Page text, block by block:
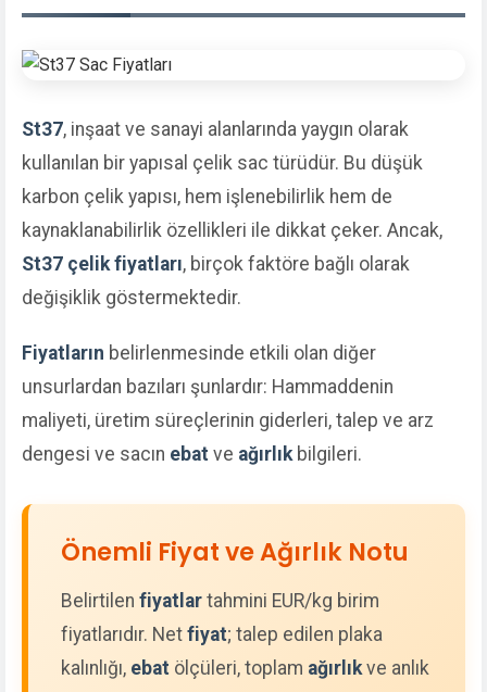
St37, inşaat ve sanayi alanlarında yaygın olarak
kullanılan bir yapısal çelik sac türüdür. Bu düşük
karbon çelik yapısı, hem işlenebilirlik hem de
kaynaklanabilirlik özellikleri ile dikkat çeker. Ancak,
St37 çelik fiyatları, birçok faktöre bağlı olarak
değişiklik göstermektedir.
Fiyatların belirlenmesinde etkili olan diğer
unsurlardan bazıları şunlardır: Hammaddenin
maliyeti, üretim süreçlerinin giderleri, talep ve arz
dengesi ve sacın ebat ve ağırlıkbilgileri.
Önemli Fiyat ve Ağırlık Notu
Belirtilen fiyatlar tahmini EUR/kg birim
fiyatlarıdır. Net fiyat; talep edilen plaka
kalınlığı, ebat ölçüleri, toplam ağırlıkve anlık